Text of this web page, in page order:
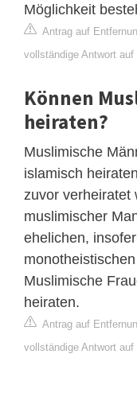
Möglichkeit
Antrag auf
vollständige Antwort auf
Können
heiraten?
Muslimische
islamisch
zuvor verheiratet
muslimischer
ehelichen,
Muslimische
heiraten.
Antrag auf
vollständige Antwort auf